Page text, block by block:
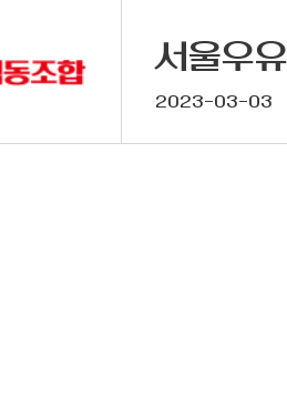
서울우
2023-03-03